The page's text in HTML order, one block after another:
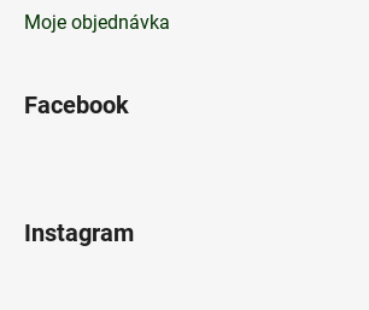
Moje objednávka
Facebook
Instagram